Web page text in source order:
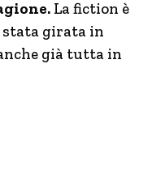
La fiction è
stata girata in
già tutta in